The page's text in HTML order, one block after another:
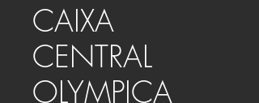
CAIXA
CENTRAL
OLYMPICA